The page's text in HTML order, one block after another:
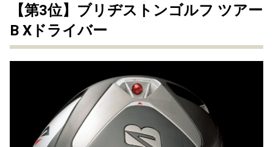
【第3位】ブリヂストンゴルフ ツアー
B Xドライバー